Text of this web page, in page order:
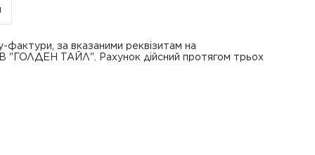
фактури, за вказаними реквізитам на
"ГОЛДЕН ТАЙЛ". Рахунок дійсний протягом трьох